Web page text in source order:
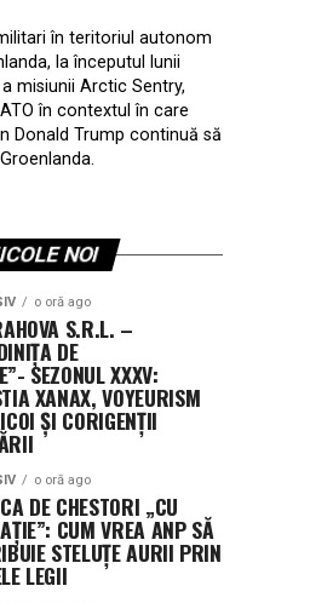
în teritoriul autonom
la începutul lunii
misiunii Arctic Sentry,
în contextul în care
Donald Trump continuă să
NOI
o oră ago
S.R.L. –
DE
SEZONUL XXXV:
XANAX, VOYEURISM
ȘI CORIGENȚII
o oră ago
DE CHESTORI „CU
CUM VREA ANP SĂ
STELUȚE AURII PRIN
LEGII